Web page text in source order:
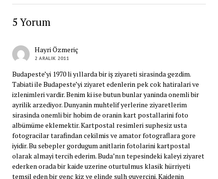
5 Yorum
Hayri Özmeriç
2 ARALIK 2011
Budapeste’yi 1970 li yıllarda bir iş ziyareti sirasinda gezdim.
Tabiati ile Budapeste’yi ziyaret edenlerin pek cok hatiralari ve
izlenimleri vardir. Benim ki ise butun bunlar yaninda onemli bir
ayrilik arzediyor. Dunyanin muhtelif yerlerine ziyaretlerim
sirasinda onemli bir hobim de oranin kart postallarini foto
albümüme eklemektir. Kartpostal resimleri suphesiz usta
fotogracilar tarafindan cekilmis ve amator fotograflara gore
iyidir. Bu sebepler gordugum anitlarin fotolarini kartpostal
olarak almayi tercih ederim. Buda’nın tepesindeki kaleyi ziyaret
ederken orada bir kaide uzerine oturtulmus klasik hürriyeti
temsil eden bir genc kiz ve elinde sulh guvercini. Kaidenin